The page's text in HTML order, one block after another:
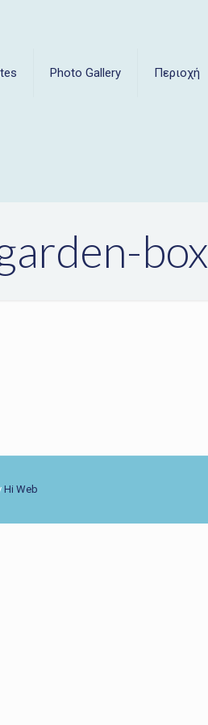
Photo Gallery Περιοχή
box
Hi Web